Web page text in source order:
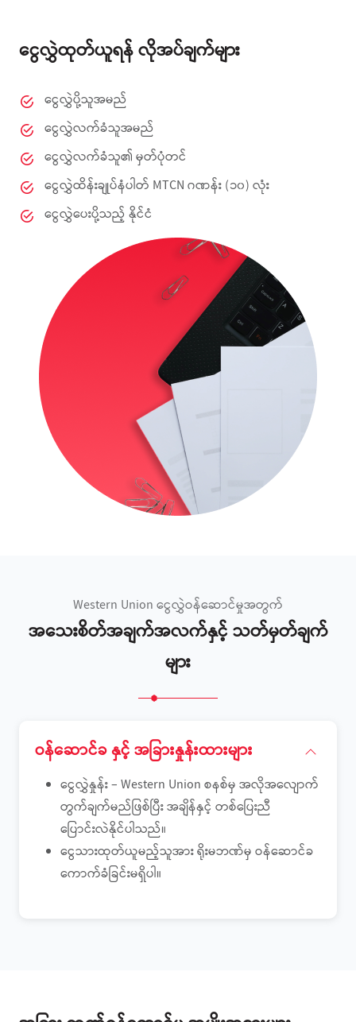
ငွေလွှဲထုတ်ယူရန် လိုအပ်ချက်များ
ငွေလွှဲပို့သူအမည်
ငွေလွှဲလက်ခံသူအမည်
ငွေလွှဲလက်ခံသူ၏ မှတ်ပုံတင်
ငွေလွှဲထိန်းချုပ်နံပါတ် MTCN ဂဏန်း (၁၀) လုံး
ငွေလွှဲပေးပို့သည့် နိုင်ငံ
Western Union ငွေလွှဲဝန်ဆောင်မှုအတွက်
အသေးစိတ်အချက်အလက်နှင့် သတ်မှတ်ချက်
များ
ဝန်ဆောင်ခ နှင့် အခြားနှုန်းထားများ
ငွေလွှဲနှုန်း – Western Union စနစ်မှ အလိုအလျောက်
တွက်ချက်မည်ဖြစ်ပြီး အချိန်နှင့် တစ်ပြေးညီ
ပြောင်းလဲနိုင်ပါသည်။
ငွေသားထုတ်ယူမည့်သူအား ရိုးမဘဏ်မှ ဝန်ဆောင်ခ
ကောက်ခံခြင်းမရှိပါ။